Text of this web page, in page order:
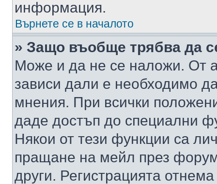
информация.
Върнете се в началото
» Защо въобще трябва да
Може и да не се наложи. От
зависи дали е необходимо
мнения. При всички
даде достъп до специални
Някои от тези функции са
пращане на мейл през
други. Регистрацията